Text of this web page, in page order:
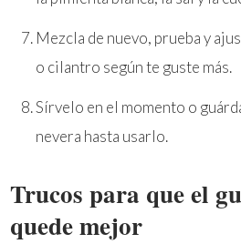
Mezcla de nuevo, prueba y
o cilantro según te guste más.
Sírvelo en el momento o
nevera hasta usarlo.
Trucos para que el
quede mejor